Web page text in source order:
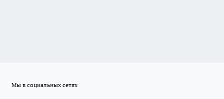
Мы в социальных сетях